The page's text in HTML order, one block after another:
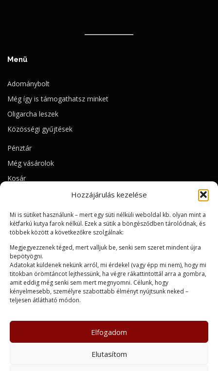
Hozzájárulás kezelése
Mi is sütiket használunk – mert egy süti nélküli weboldal kb. olyan mint a
kétfarkú kutya farok nélkül. Ezek a sütik a böngésződben tárolódnak, és
többek között a következőkre szolgálnak:
Megjegyezzenek téged, mert valljuk be, senki sem szeret mindent újra
bepötyögni.
Adatokat küldenek nekünk arról, mi érdekel (vagy épp mi nem), hogy mi
titokban örömtáncot lejthessünk, ha végre rákattintottál arra a gombra,
amit eddig még senki sem mert megnyomni. Célunk, hogy
kényelmesebb, személyre szabottabb élményt nyújtsunk neked –
teljesen átlátható módon.
Elfogadom
Elutasítom
Menü
Adománybolt
Még így is támogathatsz minket
Oligarcha leszek
Közösségi gyűjtések
Pénztár
Még vásárolok
Kosár
Domumentumok
Adatkezelési tájékoztató
Adományozási tájékoztató
Impresszum